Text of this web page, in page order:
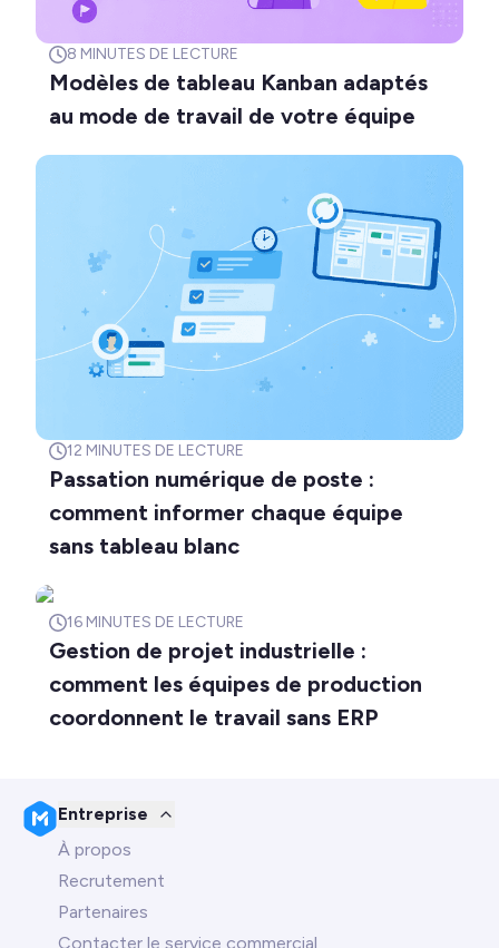
8 MINUTES DE LECTURE
Modèles de tableau Kanban adaptés
au mode de travail de votre équipe
12 MINUTES DE LECTURE
Passation numérique de poste :
comment informer chaque équipe
sans tableau blanc
16 MINUTES DE LECTURE
Gestion de projet industrielle :
comment les équipes de production
coordonnent le travail sans ERP
Entreprise
À propos
Recrutement
Partenaires
Contacter le service commercial